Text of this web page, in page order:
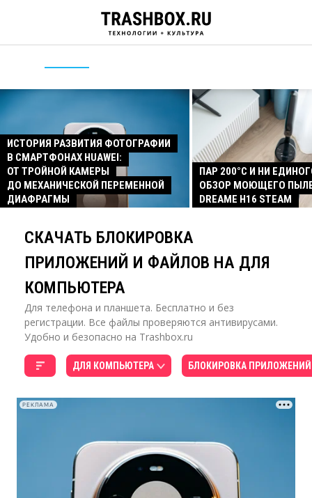
ИСТОРИЯ РАЗВИТИЯ ФОТОГРАФИИ
В СМАРТФОНАХ HUAWEI:
ОТ ТРОЙНОЙ КАМЕРЫ
ДО МЕХАНИЧЕСКОЙ ПЕРЕМЕННОЙ
ДИАФРАГМЫ
ПАР 200°C И НИ
ОБЗОР МОЮЩЕГО
DREAME H16 STEAM
СКАЧАТЬ БЛОКИРОВКА
ПРИЛОЖЕНИЙ И ФАЙЛОВ НА ДЛЯ
КОМПЬЮТЕРА
Для телефона и планшета. Бесплатно и без
регистрации. Все файлы проверяются антивирусами.
Удобно и безопасно на Trashbox.ru
ДЛЯ КОМПЬЮТЕРА БЛОКИРОВКА
РЕКЛАМА